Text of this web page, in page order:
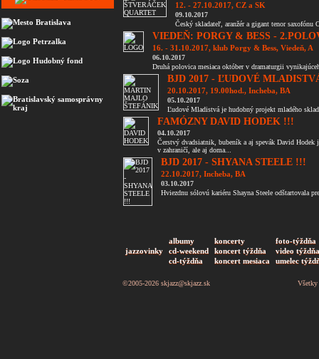
12. - 27.10.2017, CZ a SK
09.10.2017
Český skladateľ, aranžér a gigant tenor saxofónu
VIEDEŇ: PORGY & BESS -
16. - 31.10.2017, klub Porgy & Bess, Viedeň, A
06.10.2017
Druhá polovica mesiaca október v dramaturgii
BJD 2017 - ĽUDOVÉ
20.10.2017, 19.00hod., Incheba, BA
05.10.2017
Ľudové Mladistvá je hudobný projekt mladého
FAMÓZNY DAVID HODEK !!!
04.10.2017
Čerstvý dvadsiatnik, bubeník a aj spevák David
v zahraničí, ale aj doma...
BJD 2017 - SHYANA STEELE !!!
22.10.2017, Incheba, BA
03.10.2017
Hviezdnu sólovú kariéru Shayna Steele odštartovala
jazzovinky
albumy koncerty
foto-týždňa
cd-weekend
koncert týždňa
video týždňa
cd-týždňa
koncert mesiaca umelec
©2005-2026 skjazz@skjazz.sk Všetky